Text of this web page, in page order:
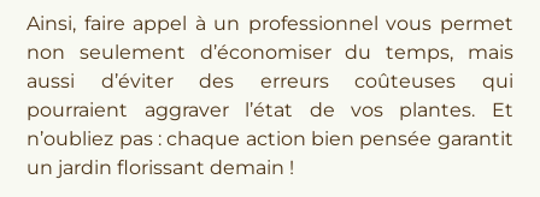
Ainsi, faire appel à un professionnel vous permet
non seulement d’économiser du temps, mais
aussi d’éviter des erreurs coûteuses qui
pourraient aggraver l’état de vos plantes. Et
n’oubliez pas : chaque action bien pensée garantit
un jardin florissant demain !